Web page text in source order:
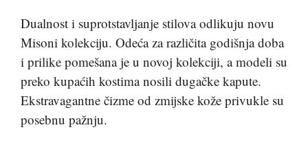
Dualnost i suprotstavljanje stilova odlikuju novu
Misoni kolekciju. Odeća za različita godišnja doba
i prilike pomešana je u novoj kolekciji, a modeli su
preko kupaćih kostima nosili dugačke kapute.
Ekstravagantne čizme od zmijske kože privukle su
posebnu pažnju.